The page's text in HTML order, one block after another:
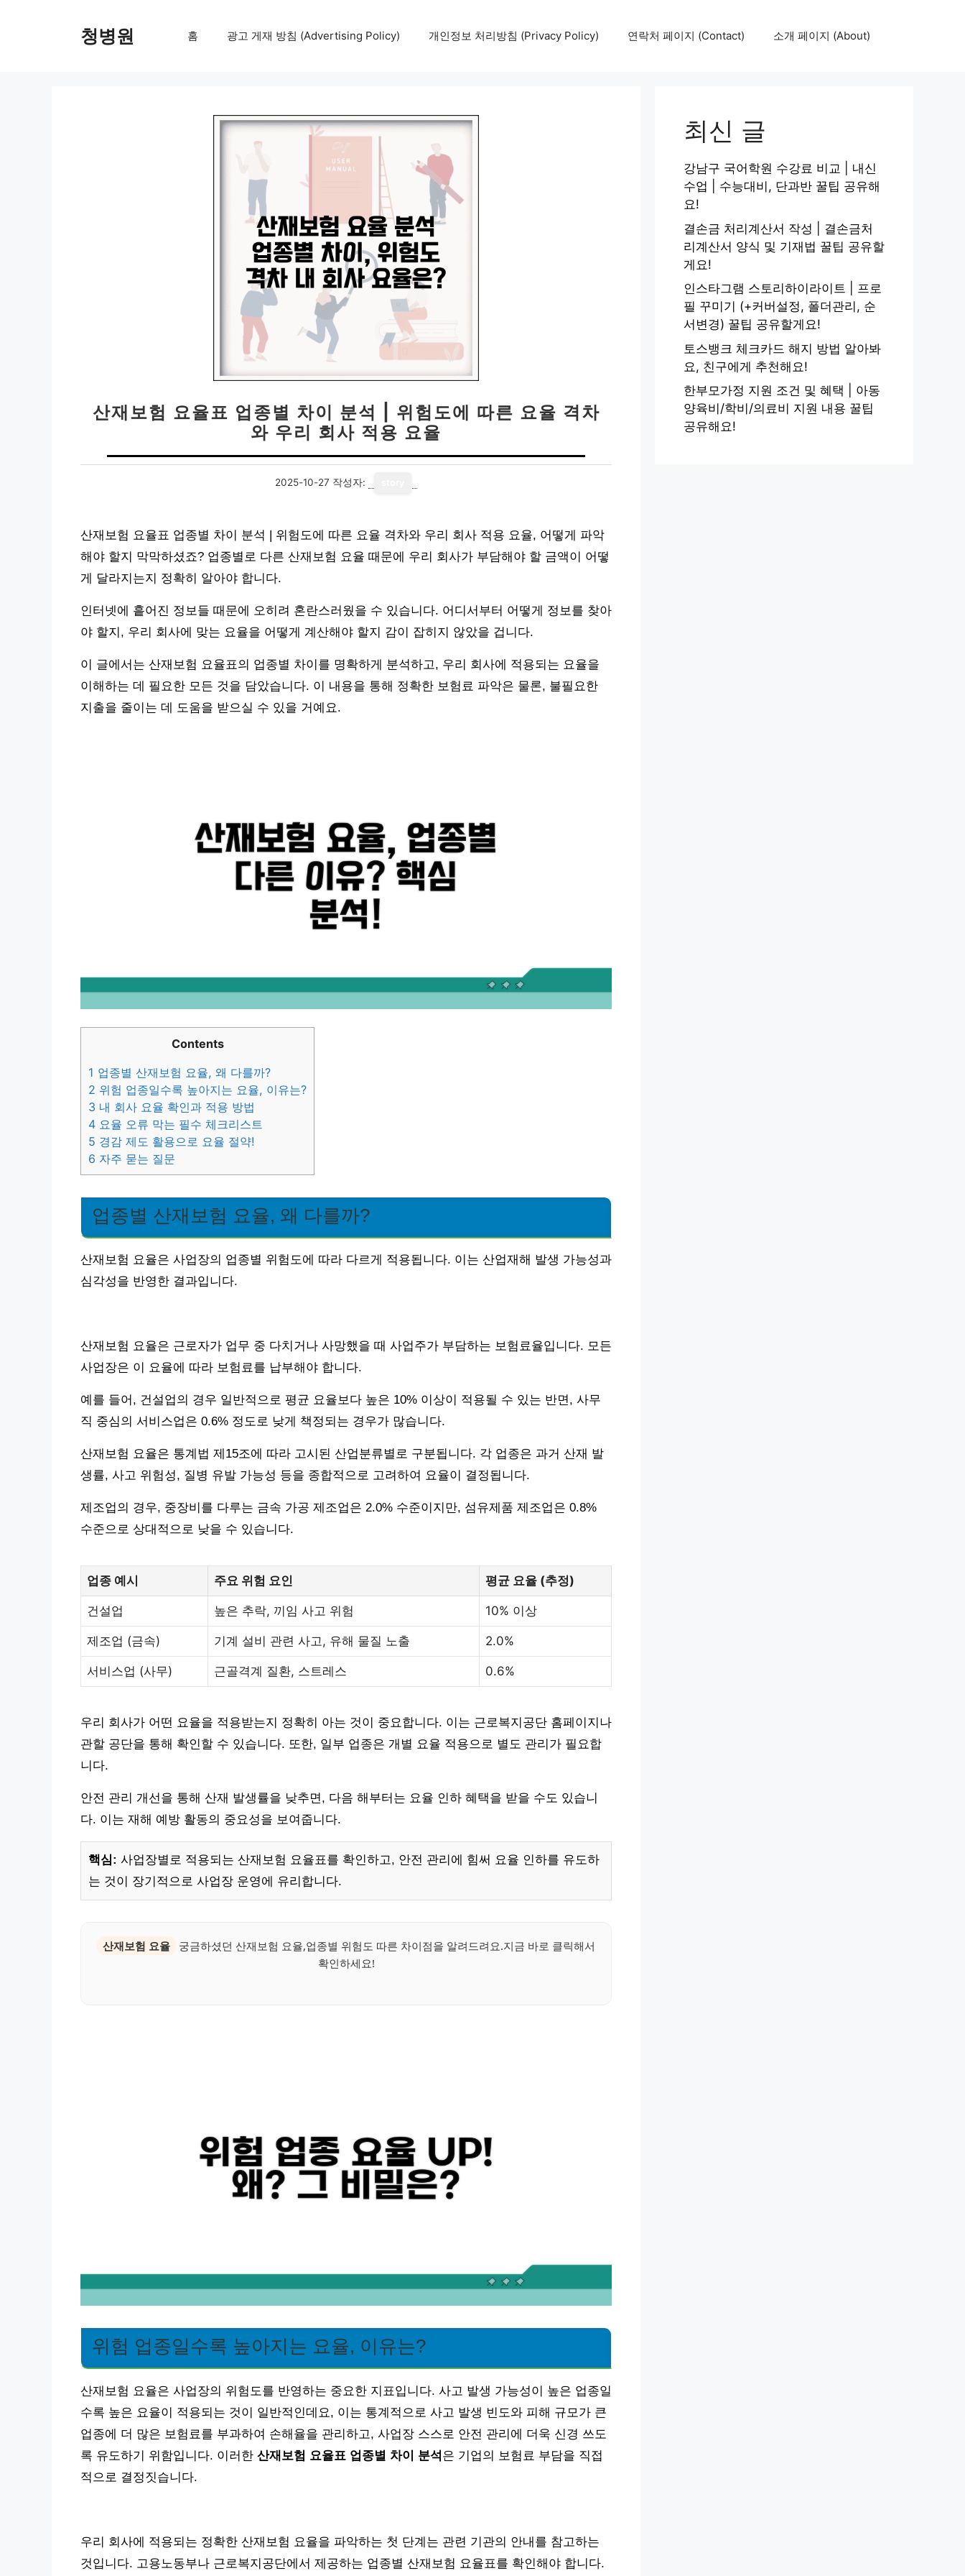
청병원 홈 광고 게재 방침 (Advertising Policy) 개인정보 처리방침 (Privacy Policy) 연락처 페이지 (Contact) 소개 페이지 (About)
산재보험 요율표 업종별 차이 분석 | 위험도에 따른 요율 격차
와 우리 회사 적용 요율
2025-10-27 작성자:
산재보험 요율표 업종별 차이 분석 | 위험도에 따른 요율 격차와 우리 회사 적용 요율, 어떻게 파악
해야 할지 막막하셨죠? 업종별로 다른 산재보험 요율 때문에 우리 회사가 부담해야 할 금액이 어떻
게 달라지는지 정확히 알아야 합니다.
인터넷에 흩어진 정보들 때문에 오히려 혼란스러웠을 수 있습니다. 어디서부터 어떻게 정보를 찾아
야 할지, 우리 회사에 맞는 요율을 어떻게 계산해야 할지 감이 잡히지 않았을 겁니다.
이 글에서는 산재보험 요율표의 업종별 차이를 명확하게 분석하고, 우리 회사에 적용되는 요율을
이해하는 데 필요한 모든 것을 담았습니다. 이 내용을 통해 정확한 보험료 파악은 물론, 불필요한
지출을 줄이는 데 도움을 받으실 수 있을 거예요.
Contents
1 업종별 산재보험 요율, 왜 다를까?
2 위험 업종일수록 높아지는 요율, 이유는?
3 내 회사 요율 확인과 적용 방법
4 요율 오류 막는 필수 체크리스트
5 경감 제도 활용으로 요율 절약!
6 자주 묻는 질문
업종별 산재보험 요율, 왜 다를까?
산재보험 요율은 사업장의 업종별 위험도에 따라 다르게 적용됩니다. 이는 산업재해 발생 가능성과
심각성을 반영한 결과입니다.
산재보험 요율은 근로자가 업무 중 다치거나 사망했을 때 사업주가 부담하는 보험료율입니다. 모든
사업장은 이 요율에 따라 보험료를 납부해야 합니다.
예를 들어, 건설업의 경우 일반적으로 평균 요율보다 높은 10% 이상이 적용될 수 있는 반면, 사무
직 중심의 서비스업은 0.6% 정도로 낮게 책정되는 경우가 많습니다.
산재보험 요율은 통계법 제15조에 따라 고시된 산업분류별로 구분됩니다. 각 업종은 과거 산재 발
생률, 사고 위험성, 질병 유발 가능성 등을 종합적으로 고려하여 요율이 결정됩니다.
제조업의 경우, 중장비를 다루는 금속 가공 제조업은 2.0% 수준이지만, 섬유제품 제조업은 0.8%
수준으로 상대적으로 낮을 수 있습니다.
업종 예시 주요 위험 요인 평균 요율 (추정)
건설업 높은 추락, 끼임 사고 위험 10% 이상
제조업 (금속) 기계 설비 관련 사고, 유해 물질 노출 2.0%
서비스업 (사무) 근골격계 질환, 스트레스 0.6%
우리 회사가 어떤 요율을 적용받는지 정확히 아는 것이 중요합니다. 이는 근로복지공단 홈페이지나
관할 공단을 통해 확인할 수 있습니다. 또한, 일부 업종은 개별 요율 적용으로 별도 관리가 필요합
니다.
안전 관리 개선을 통해 산재 발생률을 낮추면, 다음 해부터는 요율 인하 혜택을 받을 수도 있습니
다. 이는 재해 예방 활동의 중요성을 보여줍니다.
핵심: 사업장별로 적용되는 산재보험 요율표를 확인하고, 안전 관리에 힘써 요율 인하를 유도하
는 것이 장기적으로 사업장 운영에 유리합니다.
산재보험 요율
궁금하셨던 산재보험 요율,업종별 위험도 따른 차이점을 알려드려요.지금 바로 클릭해서
확인하세요!
위험 업종일수록 높아지는 요율, 이유는?
산재보험 요율은 사업장의 위험도를 반영하는 중요한 지표입니다. 사고 발생 가능성이 높은 업종일
수록 높은 요율이 적용되는 것이 일반적인데요, 이는 통계적으로 사고 발생 빈도와 피해 규모가 큰
업종에 더 많은 보험료를 부과하여 손해율을 관리하고, 사업장 스스로 안전 관리에 더욱 신경 쓰도
록 유도하기 위함입니다. 이러한 산재보험 요율표 업종별 차이 분석은 기업의 보험료 부담을 직접
적으로 결정짓습니다.
우리 회사에 적용되는 정확한 산재보험 요율을 파악하는 첫 단계는 관련 기관의 안내를 참고하는
것입니다. 고용노동부나 근로복지공단에서 제공하는 업종별 산재보험 요율표를 확인해야 합니다.
최신 글
강남구 국어학원 수강료 비교 | 내신
수업 | 수능대비, 단과반 꿀팁 공유해
요!
결손금 처리계산서 작성 | 결손금처
리계산서 양식 및 기재법 꿀팁 공유할
게요!
인스타그램 스토리하이라이트 | 프로
필 꾸미기 (+커버설정, 폴더관리, 순
서변경) 꿀팁 공유할게요!
토스뱅크 체크카드 해지 방법 알아봐
요, 친구에게 추천해요!
한부모가정 지원 조건 및 혜택 | 아동
양육비/학비/의료비 지원 내용 꿀팁
공유해요!